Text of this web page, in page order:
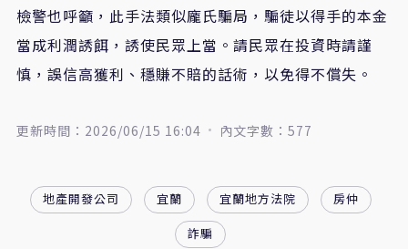
檢警也呼籲，此手法類似龐氏騙局，騙徒以得手的本金
當成利潤誘餌，誘使民眾上當。請民眾在投資時請謹
慎，誤信高獲利、穩賺不賠的話術，以免得不償失。
更新時間：2026/06/15 16:04 內文字數：577
地產開發公司 宜蘭 宜蘭地方法院
房仲
詐騙